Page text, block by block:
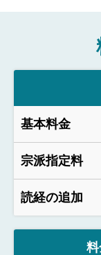
基本料金
宗派指定料
読経の追加